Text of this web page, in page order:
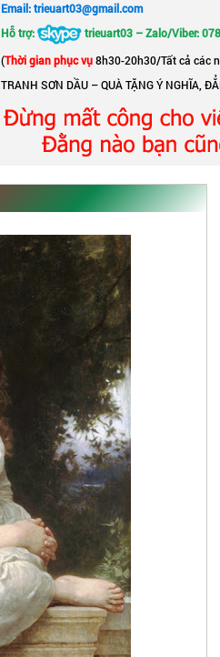
Email: trieuart03@gmail.com
Hỗ trợ:
trieuart03 – Zalo/Viber:
(Thời gian phục vụ8h30-20h30/Tất cả các
TRANH SƠN DẦU – QUÀ TẶNG Ý NGHĨA,